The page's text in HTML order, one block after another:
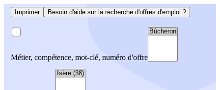
Imprimer Besoin d'aide sur la recherche d'offres d'emploi ?
Métier, compétence, mot-clé, numéro d'offre